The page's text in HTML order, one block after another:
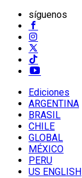
síguenos
Ediciones
ARGENTINA
BRASIL
CHILE
GLOBAL
MÉXICO
PERU
US ENGLISH